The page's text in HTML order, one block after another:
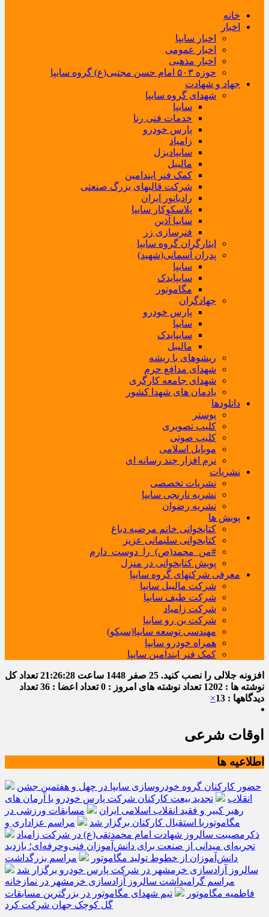
خانه
اخبار
اخبار سایپا
اخبار عمومی
اخبار مذهبی
حوزه ۵۰۳ امام حسن مجتبی(ع) گروه سایپا
جهاد و شهادت
شهدای گروه سایپا
سایپا
خدمات فنی رنا
پارس خودرو
زامیاد
سایپادیزل
مالیبل
کمک فنر ایندامین
شرکت قالبهای بزرگ صنعتی
رادیاتور ایران
پلاسکوکار سایپا
سایپا آذین
فنرسازی زر
ایثارگران گروه سایپا
پدران آسمانی(شهید)
سایپا
سایپایدک
مگاموتور
جهادگران
پارس خودرو
سایپا
سایپایدک
مالیبل
ریشوهای با ریشه
شهدای مدافع حرم
شهدای جامعه کارگری
یادمان های شهدا کشور
دانلودها
پوستر
کلیپ تصویری
کلیپ صوتی
موبایل اسلامی
نرم افزار چند رسانه ای
نشریات
نشریات تخصصی
نشریه نارنجی سایپا
نشریه رضوان
پویش ها
کتابخوانی خانم مرضیه دباغ
کتابخوانی سلیمانی عزیز
#من_محمد(ص)_را_دوست_دارم
پویش کتابخوانی در منزل
معرفی شرکتهای گروه سایپا
شرکت مالیبل سایپا
شرکت طیف سایپا
شرکت زامیاد
شرکت بن رو سایپا
مهندسی توسعه سایپا(سیکو)
همراه خودرو سایپا
کمک فنر ایندامین سایپا
افزونه جلالی را نصب کنید. 25 صفر 1448 ساعت 21:26:29تعداد کل
نوشته ها : 1202
تعداد نوشته های امروز : 0 تعداد اعضا : 36
تعداد
دیدگاهها : 13
×
اوقات شرعی
اطلاعیه ها
حضور کارکنان گروه خودروسازی سایپا در چهل و هفتمین جشن
انقلاب
تجدید بیعت کارکنان شرکت پارس خودرو با آرمان های
رهبر کبیر و فقید انقلاب اسلامی ایران
مسابقات ورزشی در
مگاموتوربا استقبال کارکنان برگزار شد
مراسم عزاداری و
ذکرمصیبت سالروز شهادت امام محمدتقی(ع) در شرکت زامیاد
تجربه‌ای میدانی از صنعت برای دانش‌آموزان فنی‌وحرفه‌ای؛ بازدید
دانش‌آموزان از خطوط تولید مگاموتور
مراسم بزرگداشت
سالروز آزادسازی خرمشهر در شرکت پارس خودرو برگزار شد
مراسم گرامیداشت سالروز آزادسازی خرمشهر در نمازخانه
فاطمیه مگاموتور
تیم شهدای مگاموتور در بزرگترین مسابقات
گل کوچک جهان شرکت کرد